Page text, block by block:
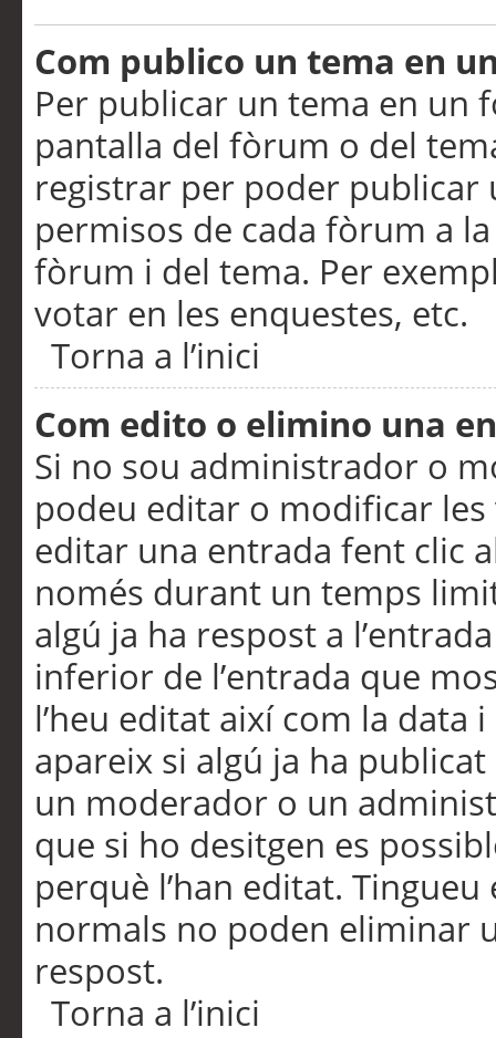
Com publico un tema en
Per publicar un tema en un
pantalla del fòrum o del
registrar per poder publicar
permisos de cada fòrum a
fòrum i del tema. Per
votar en les enquestes, etc.
Torna a l’inici
Com edito o elimino una
Si no sou administrador o
podeu editar o modificar
editar una entrada fent clic
només durant un temps
algú ja ha respost a
inferior de l’entrada que
l’heu editat així com la data
apareix si algú ja ha
un moderador o un
que si ho desitgen es
perquè l’han editat.
normals no poden eliminar
respost.
Torna a l’inici